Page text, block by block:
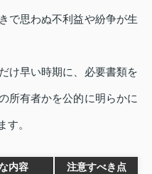
で思わぬ不利益や紛争が生
け早い時期に、必要書類を
所有者かを公的に明らかに
す。
内容 注意すべき点